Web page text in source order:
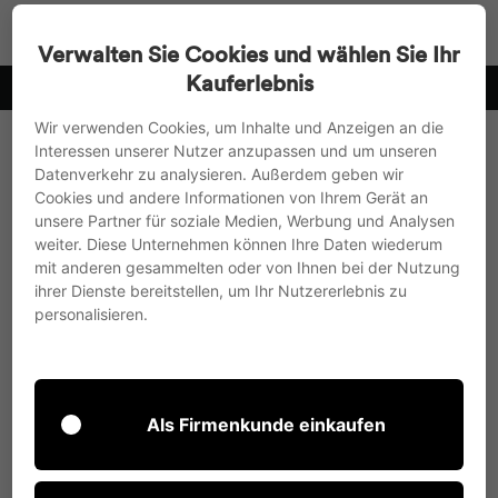
Direkt
InhaltVerwalten Sie Cookies und wählen Sie Ihr
Kauferlebnis
Wir verwenden Cookies, um Inhalte und Anzeigen an die
Interessen unserer Nutzer anzupassen und um unseren
Datenverkehr zu analysieren. Außerdem geben wir
Cookies und andere Informationen von Ihrem Gerät an
unsere Partner für soziale Medien, Werbung und Analysen
weiter. Diese Unternehmen können Ihre Daten wiederum
mit anderen gesammelten oder von Ihnen bei der Nutzung
ihrer Dienste bereitstellen, um Ihr Nutzererlebnis zu
personalisieren.
Als Firmenkunde einkaufen
Diashow
Fragen gerne an: office@roomours.de oder +49 . 89. 158922410
Beim Bruch zerfällt das ESG
(Einscheiben-Sicherheitsglas) in kleine
Stücke von meist unter 3 cm
Dadurch
reduziert sich die
Verletzungsgefahrim Vergleich zu